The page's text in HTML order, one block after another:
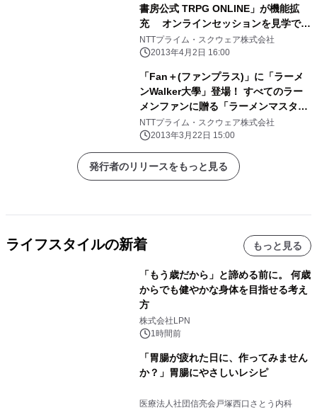
書房公式 TRPG ONLINE」が機能拡
充 オンラインセッションを見学でき
る「セッション視聴機能」の β版サー
ビスを開始
NTTプライム・スクウェア株式会社
2013年4月2日 16:00
「Fan＋(ファンプラス)」に「ラーメ
ンWalker大學」登場！ すべてのラー
メンファンに贈る「ラーメンマスター
養成講座」全6回配信！
NTTプライム・スクウェア株式会社
2013年3月22日 15:00
発行者のリリースをもっと見る
ライフスタイルの新着 もっと見る
「もう歳だから」と諦める前に。 何歳
からでも健やかな身体を目指せる考え
方
株式会社LPN
1時間前
「胃腸が疲れた日に、作ってみません
か？」胃腸にやさしいレシピ
医療法人社団信亮会戸塚西口さとう内科